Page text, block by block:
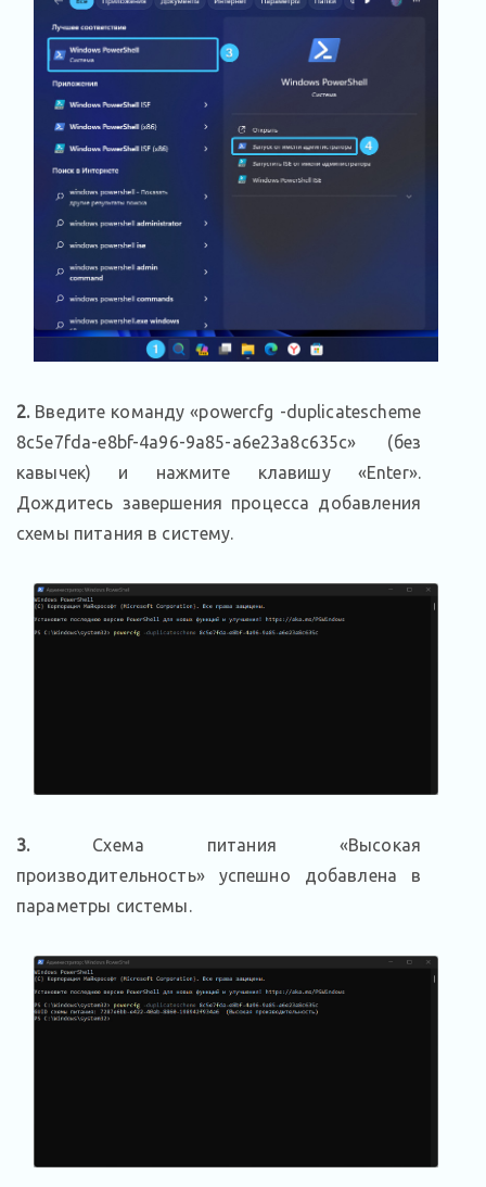
2.Введите команду «powercfg -duplicatescheme
8c5e7fda-e8bf-4a96-9a85-a6e23a8c635c» (без
кавычек) и нажмите клавишу «Enter».
Дождитесь завершения процесса добавления
схемы питания в систему.
3.Схема питания «Высокая
производительность» успешно добавлена в
параметры системы.